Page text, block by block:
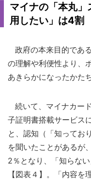
マイナの「本丸」
用したい」は4割
政府の本来目的であ
の理解や利便性より、
あきらかになったかたち
続いて、マイナカー
子証明書搭載サービス
と、認知（「知ってお
を聞いたことがあるが
2％となり、「知らな
【図表４】。「内容を